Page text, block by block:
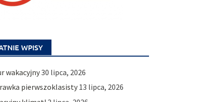
WPISY
wakacyjny30 lipca, 2026
pierwszoklasisty 13 lipca, 2026